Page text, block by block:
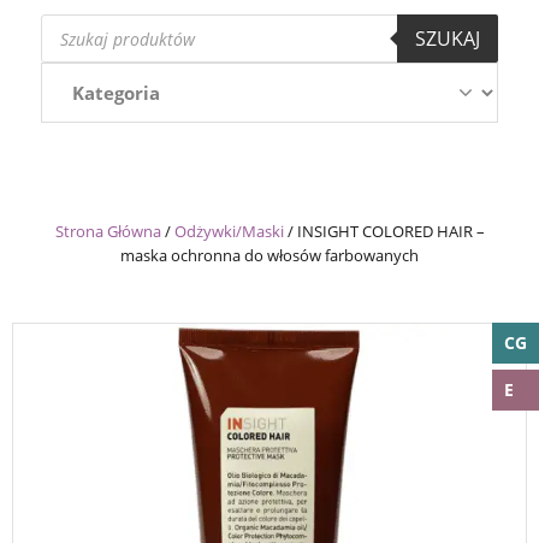
Wyszukiwarka
produktów
SZUKAJ
Strona Główna/Odżywki/Maski/ INSIGHT COLORED HAIR –
maska ochronna do włosów farbowanych
CG
E